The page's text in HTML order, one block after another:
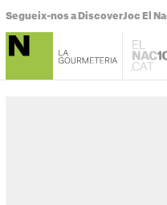
Segueix-nos a DiscoverJoc El